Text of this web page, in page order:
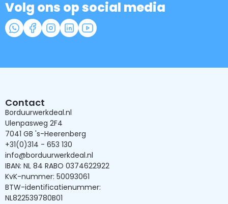
Volg ons op social media
Contact
Borduurwerkdeal.nl
Ulenpasweg 2F4
7041 GB 's-Heerenberg
+31(0)314 - 653 130
info@borduurwerkdeal.nl
IBAN: NL 84 RABO 0374622922
KvK-nummer: 50093061
BTW-identificatienummer:
NL822539780B01